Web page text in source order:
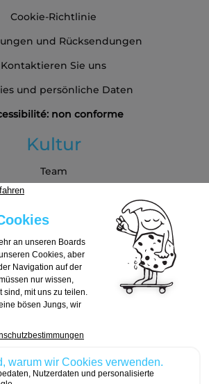
Cookie-Richtlinie
und Rücksendungen
Kontaktieren Sie uns
und persönliche Daten
non conforme
Kultur
Team
Partners
Board auswählen